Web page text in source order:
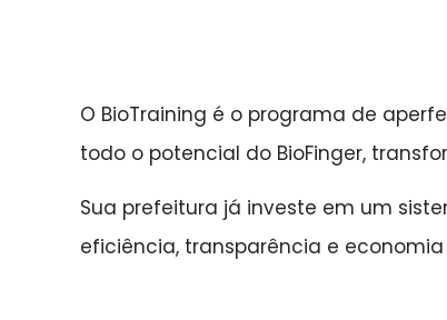
O BioTraining é o programa de
todo o potencial do BioFinger,
Sua prefeitura já investe em um
eficiência, transparência e economia